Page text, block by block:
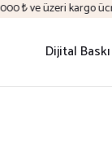
₺ ve üzeri kargo
Dijital